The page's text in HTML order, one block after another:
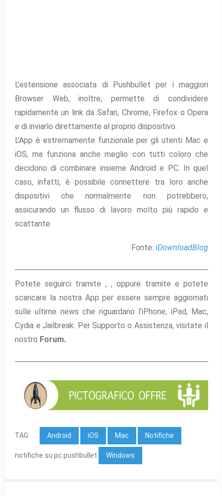
L’estensione associata di Pushbullet per i maggiori
Browser Web, inoltre, permette di condividere
rapidamente un link da Safari, Chrome, Firefox o Opera
e di inviarlo direttamente al proprio dispositivo.
L’App è estremamente funzionale per gli utenti Mac e
iOS, ma funziona anche meglio con tutti coloro che
decidono di combinare insieme Android e PC. In quel
caso, infatti, è possibile connettere tra loro anche
dispositivi che normalmente non potrebbero,
assicurando un flusso di lavoro molto più rapido e
scattante.
Fonte:iDownloadBlog
Potete seguirci tramite , ,oppure tramite e potete
scaricare la nostra App per essere sempre aggiornati
sulle ultime news che riguardano l’iPhone, iPad, Mac,
Cydia e Jailbreak. Per Supporto o Assistenza, visitate il
nostro Forum.
TAG: Android iOS Mac Notifiche
notifiche su pc pushbullet Windows